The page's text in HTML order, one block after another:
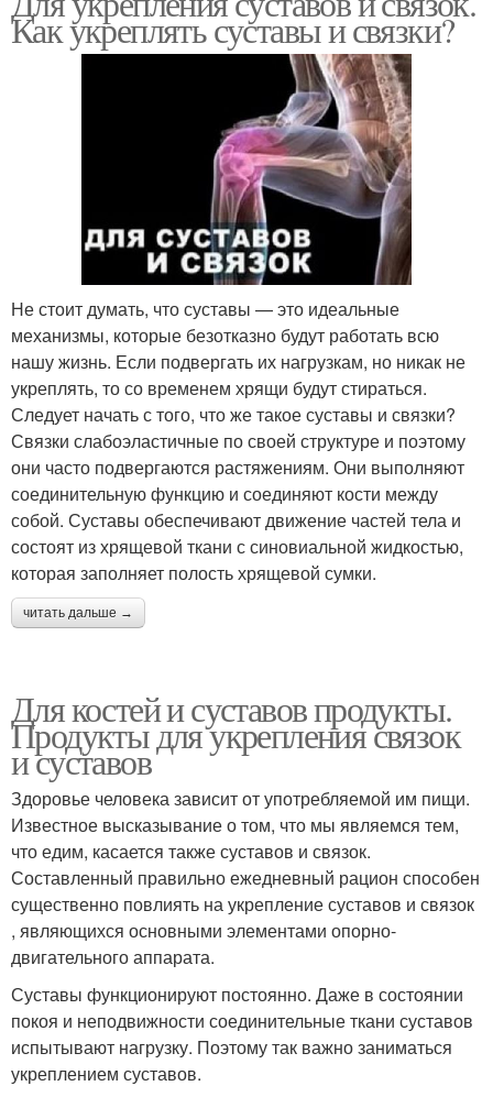
Как укреплять суставы и связки?
Не стоит думать, что суставы — это идеальные
механизмы, которые безотказно будут работать всю
нашу жизнь. Если подвергать их нагрузкам, но никак не
укреплять, то со временем хрящи будут стираться.
Следует начать с того, что же такое суставы и связки?
Связки слабоэластичные по своей структуре и поэтому
они часто подвергаются растяжениям. Они выполняют
соединительную функцию и соединяют кости между
собой. Суставы обеспечивают движение частей тела и
состоят из хрящевой ткани с синовиальной жидкостью,
которая заполняет полость хрящевой сумки.
читать дальше →
Для костей и суставов продукты.
Продукты для укрепления связок
и суставов
Здоровье человека зависит от употребляемой им пищи.
Известное высказывание о том, что мы являемся тем,
что едим, касается также суставов и связок.
Составленный правильно ежедневный рацион способен
существенно повлиять на укрепление суставов и связок
, являющихся основными элементами опорно-
двигательного аппарата.
Суставы функционируют постоянно. Даже в состоянии
покоя и неподвижности соединительные ткани суставов
испытывают нагрузку. Поэтому так важно заниматься
укреплением суставов.